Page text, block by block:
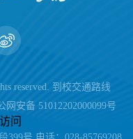
reserved. 到校交通路线
网安备 51012202000099号
问